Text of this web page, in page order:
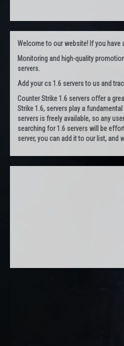
Welcome to our website! If you have
Monitoring and high-quality
servers.
Add your cs 1.6 servers to us and
Counter Strike 1.6 servers offer a
Strike 1.6, servers play a
servers is freely available, so any
searching for 1.6 servers will be
server, you can add it to our list,